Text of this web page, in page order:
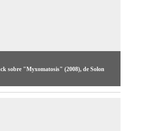
sobre "Myxomatosis" (2008), de Solon
de Solon Ribeiro